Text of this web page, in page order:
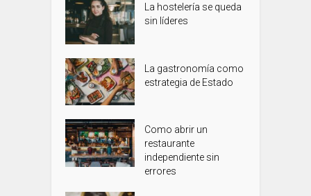
La hostelería se queda
sin líderes
La gastronomía como
estrategia de Estado
Como abrir un
restaurante
independiente sin
errores